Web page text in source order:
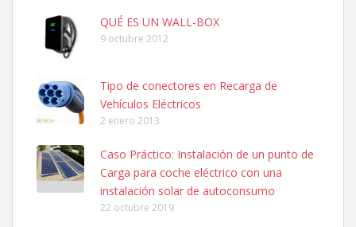
QUÉ ES UN WALL-BOX
9 octubre 2012
Tipo de conectores en Recarga de
Vehículos Eléctricos
2 enero 2013
Caso Práctico: Instalación de un punto de
Carga para coche eléctrico con una
instalación solar de autoconsumo
22 octubre 2019